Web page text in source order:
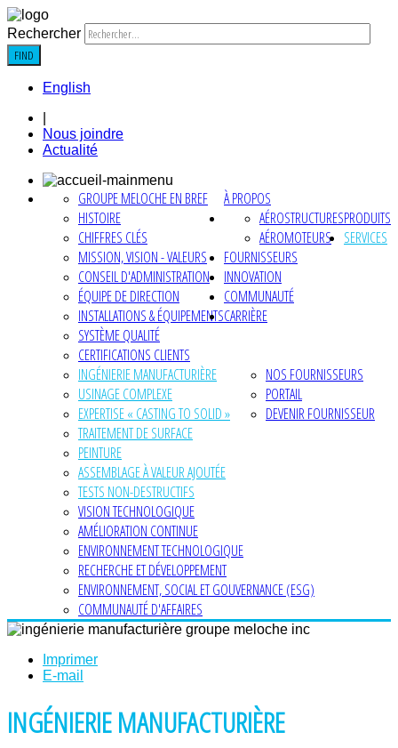
Rechercher
FIND
English
Nous joindre
Actualité
À PROPOS
GROUPE MELOCHE EN BREF
HISTOIRE
CHIFFRES CLÉS
MISSION, VISION - VALEURS
CONSEIL D'ADMINISTRATION
ÉQUIPE DE DIRECTION
INSTALLATIONS & ÉQUIPEMENTS
SYSTÈME QUALITÉ
CERTIFICATIONS CLIENTS
PRODUITS
AÉROSTRUCTURES
AÉROMOTEURS
SERVICES
INGÉNIERIE MANUFACTURIÈRE
USINAGE COMPLEXE
EXPERTISE « CASTING TO SOLID »
TRAITEMENT DE SURFACE
PEINTURE
ASSEMBLAGE À VALEUR AJOUTÉE
TESTS NON-DESTRUCTIFS
FOURNISSEURS
NOS FOURNISSEURS
PORTAIL
DEVENIR FOURNISSEUR
INNOVATION
VISION TECHNOLOGIQUE
AMÉLIORATION CONTINUE
ENVIRONNEMENT TECHNOLOGIQUE
RECHERCHE ET DÉVELOPPEMENT
COMMUNAUTÉ
ENVIRONNEMENT, SOCIAL ET GOUVERNANCE (ESG)
COMMUNAUTÉ D'AFFAIRES
CARRIÈRE
Imprimer
E-mail
INGÉNIERIE MANUFACTURIÈRE